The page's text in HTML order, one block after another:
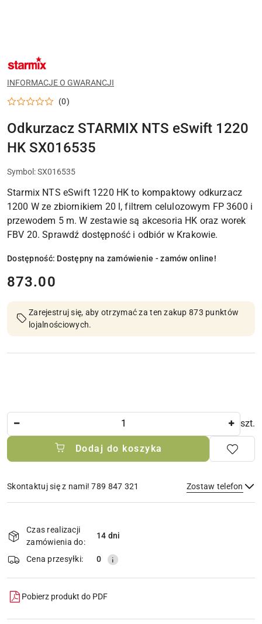
NAZWA
PRODUCENTA:
INFORMACJE O GWARANCJI
(0)
Odkurzacz STARMIX NTS eSwift 1220
HK SX016535
Symbol:SX016535
Starmix NTS eSwift 1220 HK to kompaktowy odkurzacz
1200 W ze zbiornikiem 20 l, filtrem celulozowym FP 3600 i
przewodem 5 m. W zestawie są akcesoria HK oraz worek
FBV 20. Sprawdź dostępność i odbiór w Krakowie.
Dostępność: Dostępny na zamówienie - zamów online!
cena:
873.00
Zarejestruj się, aby otrzymać za ten zakup 873 punktów
lojalnościowych.
szt.
Dodaj do koszyka
Skontaktuj się z nami! 789 847 321 Zostaw telefon
Wyślij
dostawa
Czas realizacji
zamówienia do:
14 dni
Cena przesyłki: 0
Pobierz produkt do PDF